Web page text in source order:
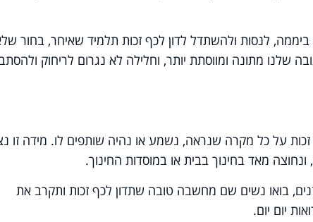
צריכה להיות בראשנו 24 שעות ביממה, לנסות ולהשתדל לדון לכף זכות תלמיד שאיחר, בחור
שלנו מתונה ומווסתת יותר, וחלילה לא נגרום לריחוק
זכות על כל מקרה שנראה, נשמע או נהיה שותפים לו. מידה זו
מאד בחינוך בבית או במוסדות החינוך.
בואו נשים שם מחשבה טובה שתדון לכף זכות ותקרב את
יום יום.